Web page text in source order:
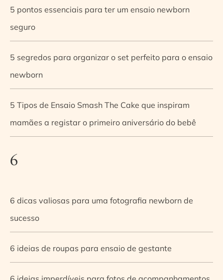
5 pontos essenciais para ter um ensaio newborn
seguro
5 segredos para organizar o set perfeito para o ensaio
newborn
5 Tipos de Ensaio Smash The Cake que inspiram
mamães a registar o primeiro aniversário do bebê
6
6 dicas valiosas para uma fotografia newborn de
sucesso
6 ideias de roupas para ensaio de gestante